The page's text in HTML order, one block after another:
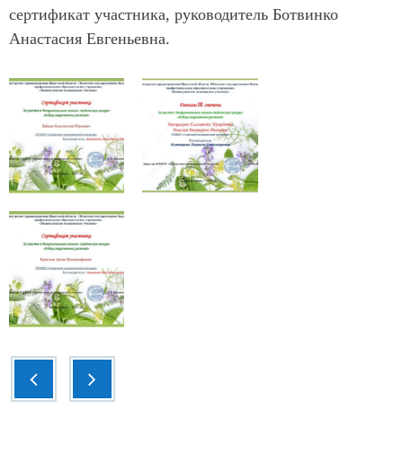
сертификат участника, руководитель Ботвинко
Анастасия Евгеньевна.